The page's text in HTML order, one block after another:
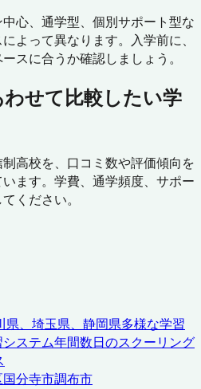
心、通学型、個別サポート型な
よって異なります。入学前に、
スに合うか確認しましょう。
せて比較したい学
高校を、口コミ数や評価傾向を
ます。学費、通学頻度、サポー
ください。
県、埼玉県、静岡県多様な学習
ステム年間数日のスクーリング
国分寺市調布市